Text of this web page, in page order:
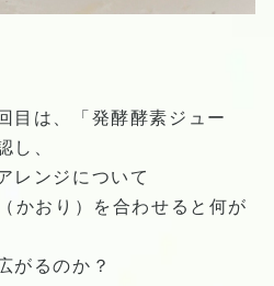
目は、「発酵酵素ジュー
し、
レンジについて
かおり）を合わせると何が
がるのか？